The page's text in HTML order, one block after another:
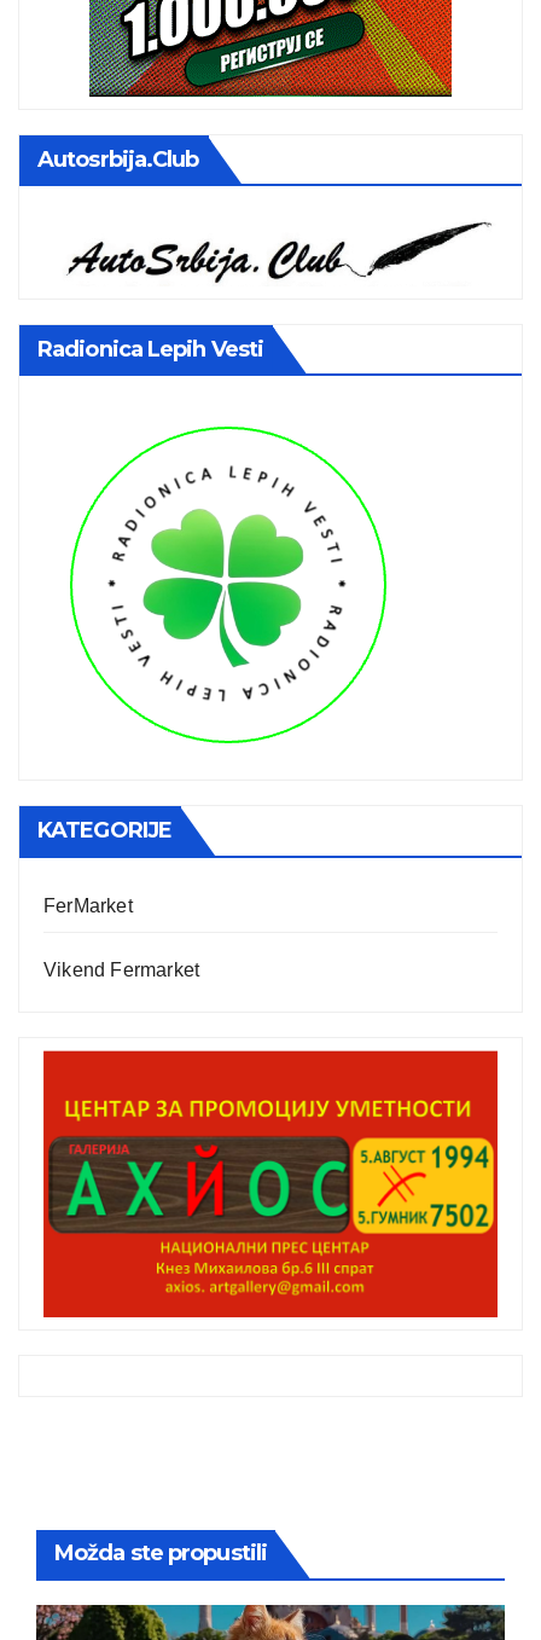
Autosrbija.club
Radionica Lepih Vesti
KATEGORIJE
FerMarket
Vikend Fermarket
Možda ste propustili